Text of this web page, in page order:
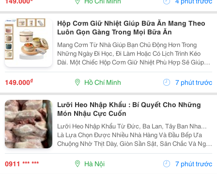
Hộp Cơm Giữ Nhiệt Giúp Bữa Ăn Mang Theo
Luôn Gọn Gàng Trong Mọi Bữa Ăn
Mang Cơm Từ Nhà Giúp Bạn Chủ Động Hơn Trong
Những Ngày Đi Học, Đi Làm Hoặc Có Lịch Trình Kéo
Dài. Một Chiếc Hộp Cơm Giữ Nhiệt Phù Hợp Sẽ Giúp
Việc Sắp Xếp Món Ăn Trở Nên Gọn Gàng, Thuận Tiện
Mang Theo Và Dễ Dàng Sử Dụng Trong Ngày. Lựa Chọn
149.000₫ Hồ Chí Minh 7 phút trước
Lưỡi Heo Nhập Khẩu : Bí Quyết Cho Những
Món Nhậu Cực Cuốn
Lưỡi Heo Nhập Khẩu Từ Đức, Ba Lan, Tây Ban Nha...
Là Lựa Chọn Được Nhiều Nhà Hàng Và Đầu Bếp Ưa
Chuộng Nhờ Thịt Dày, Giòn Sần Sật, Săn Chắc Và Ngọt
Tự Nhiên . Sau Chế Biến, Lưỡi Vẫn Giữ Được Độ Giòn
Dai Đặc Trưng, Tạo Cảm Giác Hấp Dẫn Ngay Từ
Miếng...
0911 *** *** Hà Nội 7 phút trước